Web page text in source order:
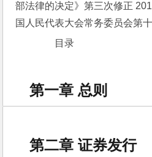
部法律的决定》第三次修正
国人民代表大会常务委员会第
目录
第一章 总则
第二章 证券发行